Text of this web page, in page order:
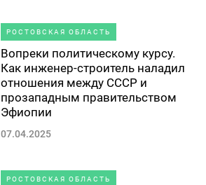
РОСТОВСКАЯ ОБЛАСТЬ
Вопреки политическому курсу.
Как инженер-строитель наладил
отношения между СССР и
прозападным правительством
Эфиопии
07.04.2025
РОСТОВСКАЯ ОБЛАСТЬ